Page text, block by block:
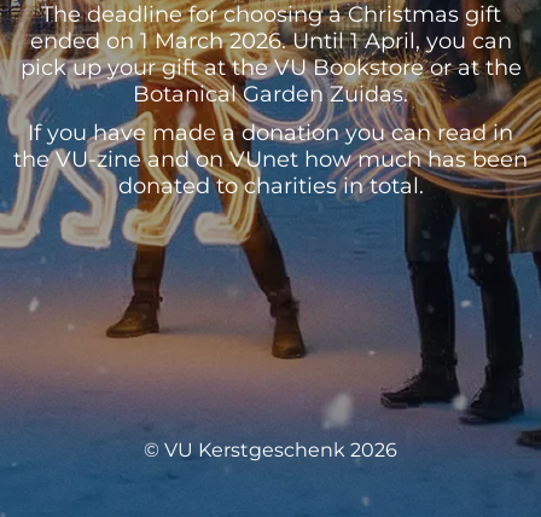
The deadline for choosing a Christmas gift
ended on 1 March 2026. Until 1 April, you can
pick up your gift at the VU Bookstore or at the
Botanical Garden Zuidas.
If you have made a donation you can read in
the VU-zine and on VUnet how much has been
donated to charities in total.
© VU Kerstgeschenk 2026